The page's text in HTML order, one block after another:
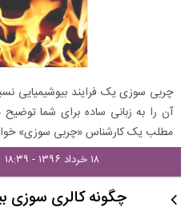
چربی سوزی یک فرایند بیوشیمیایی
آن را به زبانی ساده برای شما
مطلب یک کارشناس «چربی سوزی»
۱۸ خرداد ۱۳۹۶ - ۱۸:۳۹
چگونه کالری‌ سوزی